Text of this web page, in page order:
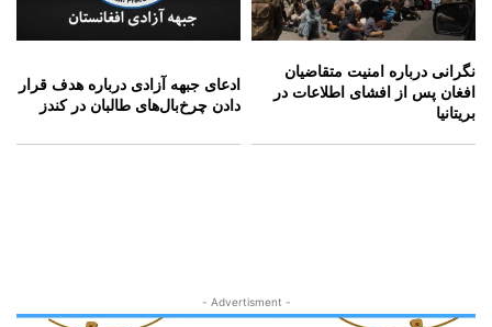
نگرانی درباره امنیت متقاضیان
افغان پس از افشای اطلاعات در
بریتانیا
ادعای جبهه آزادی درباره هدف قرار
دادن چرخ‌بال‌های طالبان در کندز
- Advertisment -